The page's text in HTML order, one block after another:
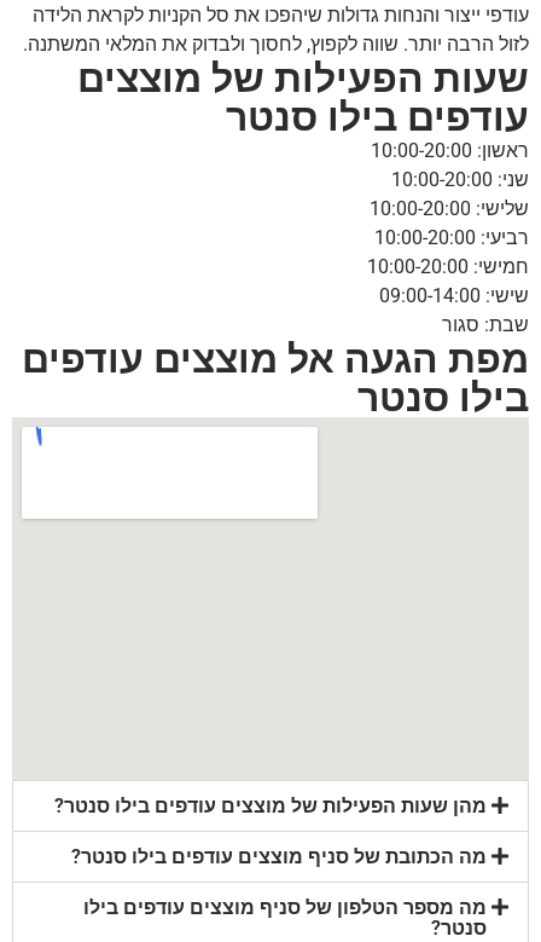
עודפי ייצור והנחות גדולות שיהפכו את סל הקניות לקראת הלידה
לזול הרבה יותר. שווה לקפוץ, לחסוך ולבדוק את המלאי המשתנה.
שעות הפעילות של מוצצים
עודפים בילו סנטר
ראשון: 10:00-20:00
שני: 10:00-20:00
שלישי: 10:00-20:00
רביעי: 10:00-20:00
חמישי: 10:00-20:00
שישי: 09:00-14:00
שבת: סגור
מפת הגעה אל מוצצים עודפים
בילו סנטר
מהן שעות הפעילות של מוצצים עודפים בילו סנטר?
מה הכתובת של סניף מוצצים עודפים בילו סנטר?
מה מספר הטלפון של סניף מוצצים עודפים בילו
סנטר?